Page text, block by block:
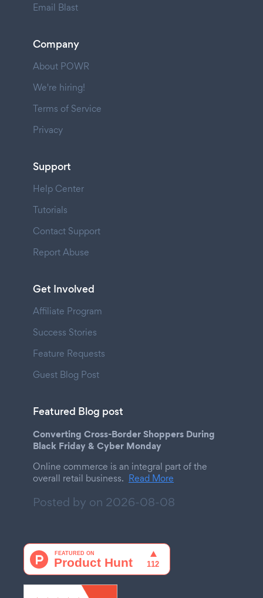
Email Blast
Company
About POWR
We're hiring!
Terms of Service
Privacy
Support
Help Center
Tutorials
Contact Support
Report Abuse
Get Involved
Affiliate Program
Success Stories
Feature Requests
Guest Blog Post
Featured Blog post
Converting Cross-Border Shoppers During
Black Friday & Cyber Monday
Online commerce is an integral part of the
overall retail business. Read More
Posted by on 2026-08-08